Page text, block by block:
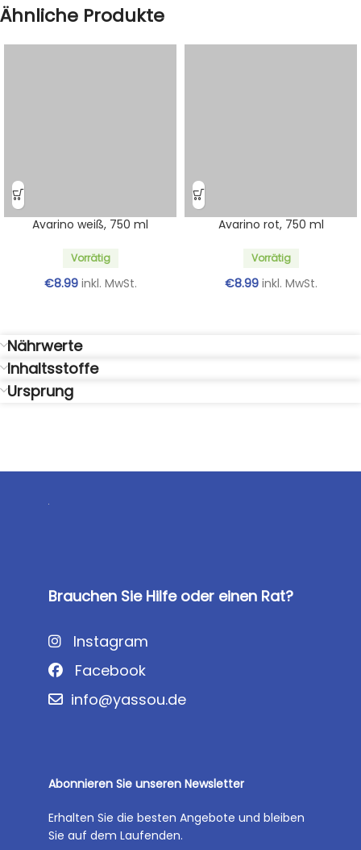
Ähnliche Produkte
Avarino weiß, 750 ml
Vorrätig
€8.99 inkl. MwSt.
Avarino rot, 750 ml
Vorrätig
€8.99 inkl. MwSt.
Nährwerte
Inhaltsstoffe
Ursprung
Brauchen Sie Hilfe oder einen Rat?
Instagram
Facebook
info@yassou.de
Abonnieren Sie unseren Newsletter
Erhalten Sie die besten Angebote und bleiben
Sie auf dem Laufenden.